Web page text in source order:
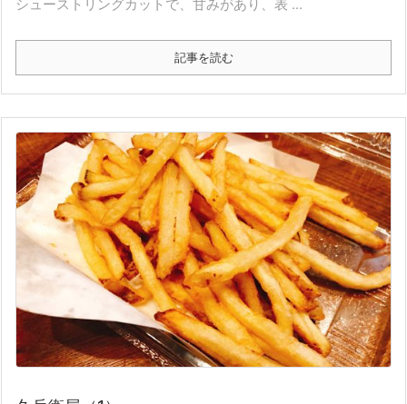
シューストリングカットで、甘みがあり、表 ...
記事を読む